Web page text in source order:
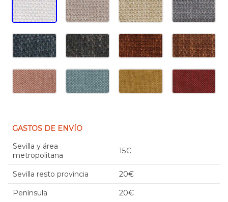
GASTOS DE ENVÍO
Sevilla y área
metropolitana
15€
Sevilla resto provincia 20€
Península 20€